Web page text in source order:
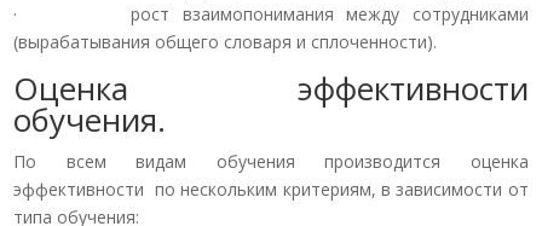
· рост взаимопонимания между сотрудниками
(вырабатывания общего словаря и сплоченности).
Оценка эффективности
обучения.
По всем видам обучения производится оценка
эффективности по нескольким критериям, в зависимости от
типа обучения: